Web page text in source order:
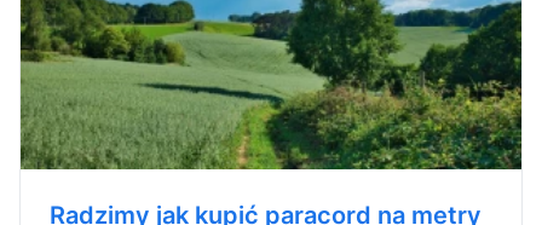
Radzimy jak kupić paracord na metry